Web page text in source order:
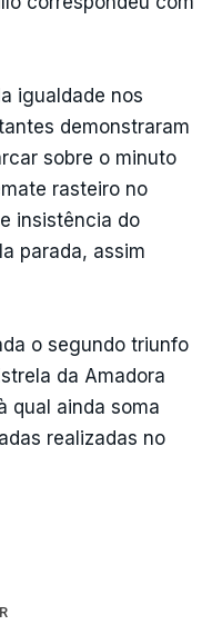
igualdade nos
demonstraram
sobre o minuto
rasteiro no
insistência do
parada, assim
o segundo triunfo
da Amadora
qual ainda soma
realizadas no